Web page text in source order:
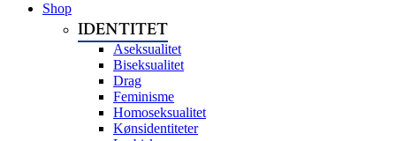
Shop
IDENTITET
Aseksualitet
Biseksualitet
Drag
Feminisme
Homoseksualitet
Kønsidentiteter